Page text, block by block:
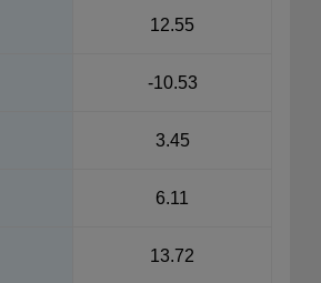
12.55
-10.53
3.45
6.11
13.72